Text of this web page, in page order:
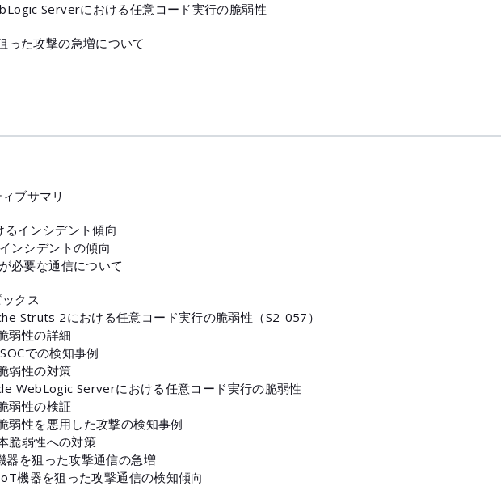
Serverにおける任意コード実行の脆弱性
った攻撃の急増について
ブサマリ
るインシデント傾向
ンシデントの傾向
必要な通信について
クス
Struts 2における任意コード実行の脆弱性（S2-057）
性の詳細
での検知事例
性の対策
WebLogic Serverにおける任意コード実行の脆弱性
性の検証
性を悪用した攻撃の検知事例
弱性への対策
を狙った攻撃通信の急増
器を狙った攻撃通信の検知傾向